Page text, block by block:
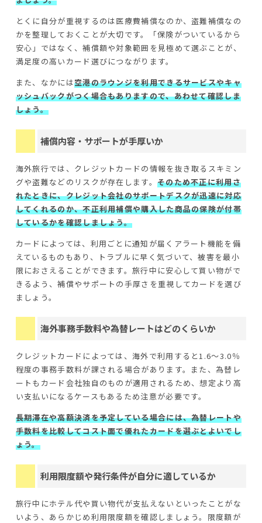
とくに自分が重視するのは医療費補償なのか、盗難補償なの
かを整理しておくことが大切です。「保険がついているから
安心」ではなく、補償額や対象範囲を見極めて選ぶことが、
満足度の高いカード選びにつながります。
また、なかには空港のラウンジを利用できるサービスやキャ
ッシュバックがつく場合もありますので、あわせて確認しま
しょう。
補償内容・サポートが手厚いか
海外旅行では、クレジットカードの情報を抜き取るスキミン
グや盗難などのリスクが存在します。 そのため不正に利用さ
れたときに、クレジット会社のサポートデスクが迅速に対応
してくれるのか、不正利用補償や購入した商品の保険が付帯
しているかを確認しましょう。
カードによっては、利用ごとに通知が届くアラート機能を備
えているものもあり、トラブルに早く気づいて、被害を最小
限におさえることができます。旅行中に安心して買い物がで
きるよう、補償やサポートの手厚さを重視してカードを選び
ましょう。
海外事務手数料や為替レートはどのくらいか
クレジットカードによっては、海外で利用すると1.6〜3.0％
程度の事務手数料が課される場合があります。また、為替レ
ートもカード会社独自のものが適用されるため、想定より高
い支払いになるケースもあるため注意が必要です。
長期滞在や高額決済を予定している場合には、為替レートや
手数料を比較してコスト面で優れたカードを選ぶとよいでし
ょう。
利用限度額や発行条件が自分に適しているか
旅行中にホテル代や買い物代が支払えないといったことがな
いよう、あらかじめ利用限度額を確認しましょう。限度額が